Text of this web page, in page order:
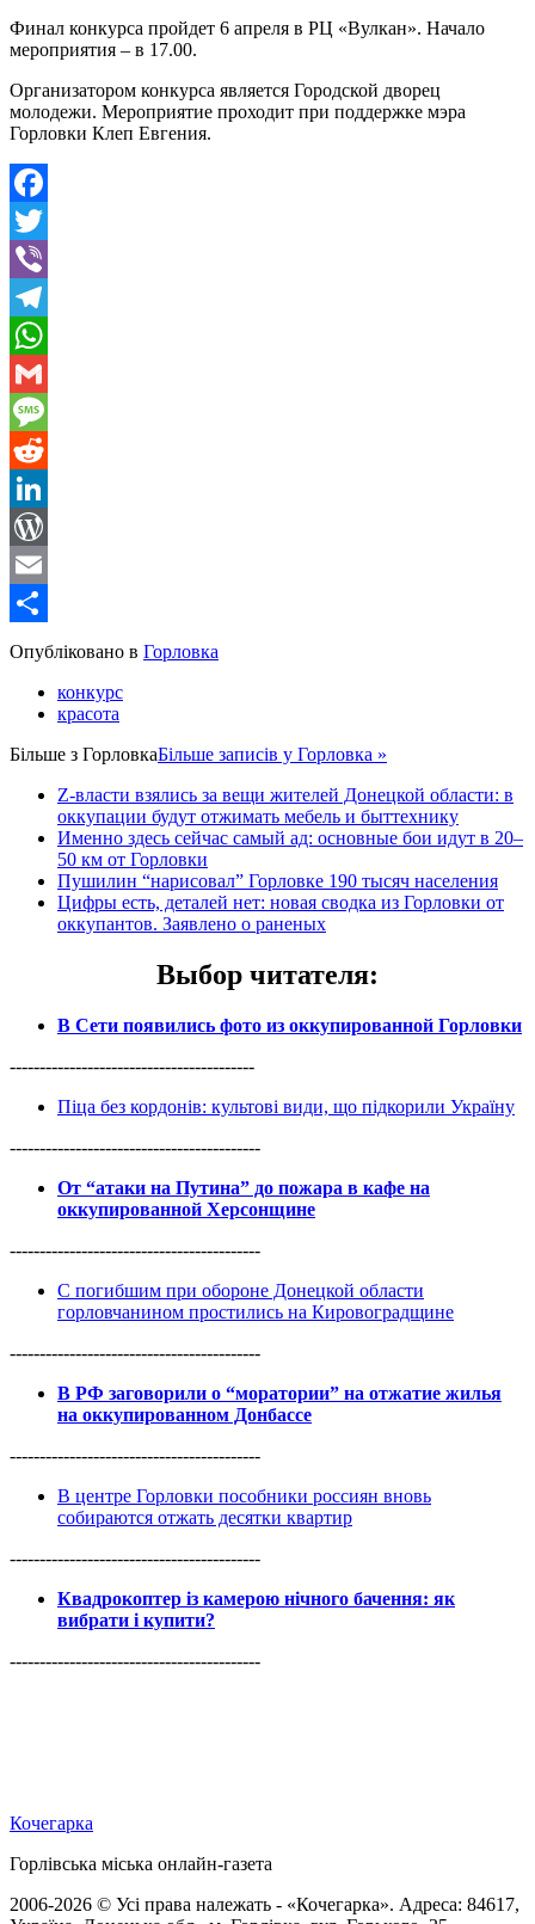
Финал конкурса пройдет 6 апреля в РЦ «Вулкан». Начало
мероприятия – в 17.00.
Организатором конкурса является Городской дворец
молодежи. Мероприятие проходит при поддержке мэра
Горловки Клеп Евгения.
Facebook
Twitter
Viber
Telegram
WhatsApp
Gmail
Message
Reddit
LinkedIn
WordPress
Email
Share
Опубліковано в Горловка
конкурс
красота
Більше з ГорловкаБільше записів у Горловка »
Z-власти взялись за вещи жителей Донецкой области: в
оккупации будут отжимать мебель и быттехнику
Именно здесь сейчас самый ад: основные бои идут в 20–
50 км от Горловки
Пушилин “нарисовал” Горловке 190 тысяч населения
Цифры есть, деталей нет: новая сводка из Горловки от
оккупантов. Заявлено о раненых
Выбор читателя:
В Сети появились фото из оккупированной Горловки
-----------------------------------------
Піца без кордонів: культові види, що підкорили Україну
------------------------------------------
От “атаки на Путина” до пожара в кафе на
оккупированной Херсонщине
------------------------------------------
С погибшим при обороне Донецкой области
горловчанином простились на Кировоградщине
------------------------------------------
В РФ заговорили о “моратории” на отжатие жилья
на оккупированном Донбассе
------------------------------------------
В центре Горловки пособники россиян вновь
собираются отжать десятки квартир
------------------------------------------
Квадрокоптер із камерою нічного бачення: як
вибрати і купити?
------------------------------------------
Кочегарка
Горлівська міська онлайн-газета
2006-2026 © Усі права належать - «Кочегарка». Адреса: 84617,